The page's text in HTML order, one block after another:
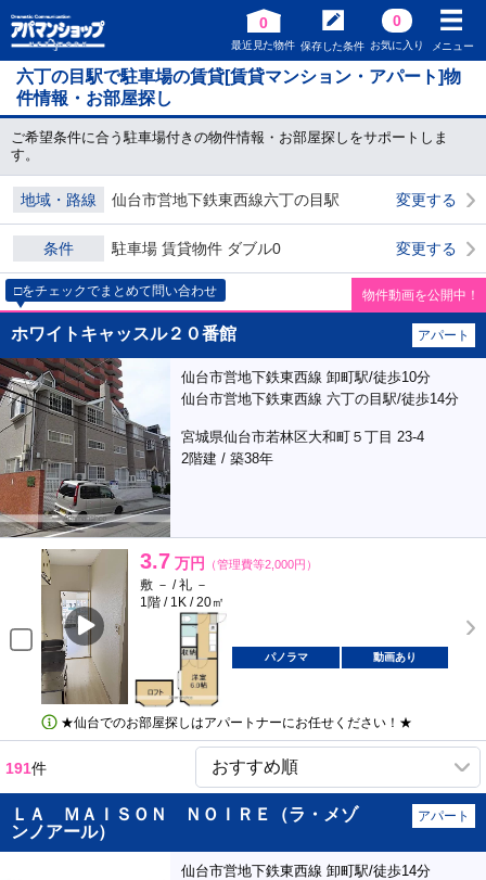
0
最近見た物件 保存した条件
0
お気に入り メニュー
六丁の目駅で駐車場の賃貸[賃貸マンション・アパート]物
件情報・お部屋探し
ご希望条件に合う駐車場付きの物件情報・お部屋探しをサポートしま
す。
地域・路線 仙台市営地下鉄東西線六丁の目駅 変更する
条件 駐車場 賃貸物件 ダブル0 変更する
□をチェックでまとめて問い合わせ 物件動画を公開中！
ホワイトキャッスル２０番館 アパート
仙台市営地下鉄東西線 卸町駅/徒歩10分
仙台市営地下鉄東西線 六丁の目駅/徒歩14分
宮城県仙台市若林区大和町５丁目 23-4
2階建 / 築38年
3.7 万円 （管理費等2,000円）
敷 － / 礼 －
1階 / 1K / 20㎡
パノラマ 動画あり
★仙台でのお部屋探しはアパートナーにお任せください！★
191件
ＬＡ ＭＡＩＳＯＮ ＮＯＩＲＥ（ラ・メゾ
ンノアール）
アパート
仙台市営地下鉄東西線 卸町駅/徒歩14分